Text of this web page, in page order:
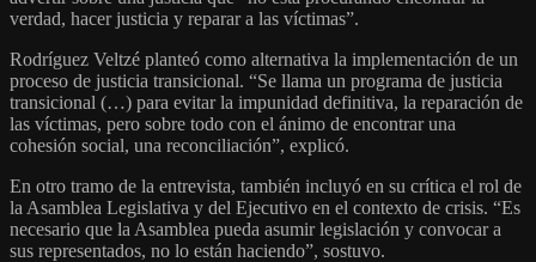
verdad, hacer justicia y reparar a las víctimas”.
Rodríguez Veltzé planteó como alternativa la implementación de un
proceso de justicia transicional. “Se llama un programa de justicia
transicional (…) para evitar la impunidad definitiva, la reparación de
las víctimas, pero sobre todo con el ánimo de encontrar una
cohesión social, una reconciliación”, explicó.
En otro tramo de la entrevista, también incluyó en su crítica el rol de
la Asamblea Legislativa y del Ejecutivo en el contexto de crisis. “Es
necesario que la Asamblea pueda asumir legislación y convocar a
sus representados, no lo están haciendo”, sostuvo.